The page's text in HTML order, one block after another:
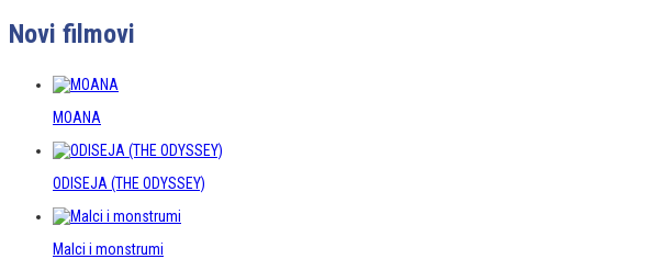
Novi filmovi
MOANA
ODISEJA (THE ODYSSEY)
Malci i monstrumi